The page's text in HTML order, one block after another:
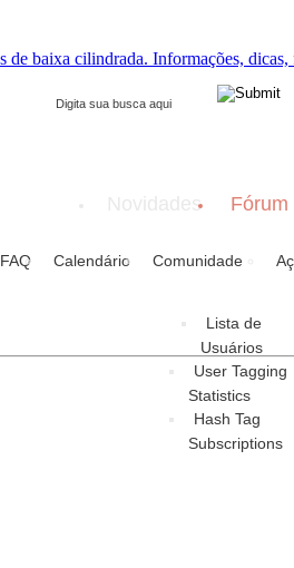
Novidades Fórum
FAQ Calendário Comunidade
Lista de
Usuários
User Tagging
Statistics
Hash Tag
Subscriptions